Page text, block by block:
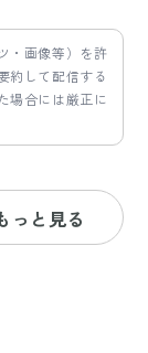
・画像等）を許
約して配信する
場合には厳正に
っと見る